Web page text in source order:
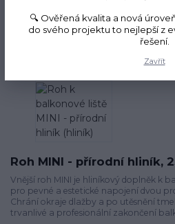
Roh MINI - přírodní hliník,
Vnější roh MINI je hliníkový doplněk k
pro pevné a estetické napojení dvou
Chrání okraje dlažby a po utěsnění
trvanlivé a profesionální zakončení
🔍 Ověřená kvalita a nová
do svého projektu to nejlepší z
řešení.
Zavřít